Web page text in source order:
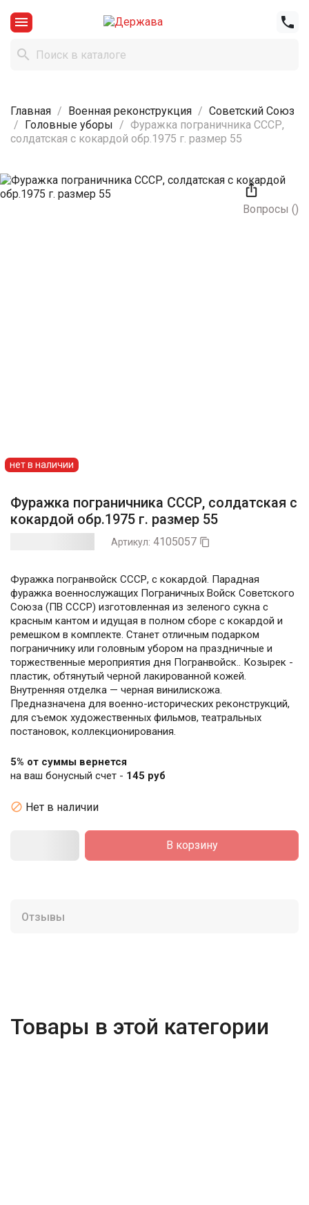



Главная Военная реконструкция
Советский Союз
Головные уборы
Фуражка пограничника СССР,
солдатская с кокардой обр.1975 г. размер 55

Вопросы ()
нет в наличии
Фуражка пограничника СССР, солдатская с
кокардой обр.1975 г. размер 55
Артикул: 4105057 
Фуражка погранвойск СССР, с кокардой. Парадная
фуражка военнослужащих Пограничных Войск Советского
Союза (ПВ СССР) изготовленная из зеленого сукна с
красным кантом и идущая в полном сборе с кокардой и
ремешком в комплекте. Станет отличным подарком
пограничнику или головным убором на праздничные и
торжественные мероприятия дня Погранвойск.. Козырек -
пластик, обтянутый черной лакированной кожей.
Внутренняя отделка — черная винилискожа.
Предназначена для военно-исторических реконструкций,
для съемок художественных фильмов, театральных
постановок, коллекционирования.
5% от суммы вернется
на ваш бонусный счет - 145 руб
 Нет в наличии
В корзину
Отзывы
Товары в этой категории